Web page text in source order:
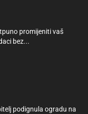
promijeniti vaš
bez...
podignula ogradu na